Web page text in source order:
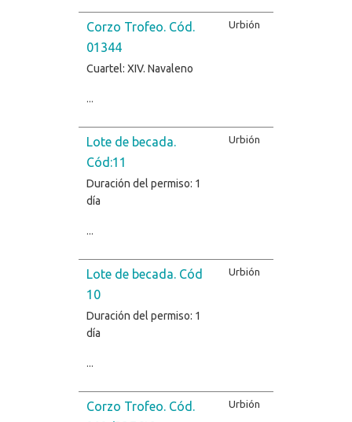
Corzo Trofeo. Cód.
01344
Cuartel: XIV. Navaleno
Urbión
Lote de becada.
Cód:11
Duración del permiso: 1
día
Urbión
Lote de becada. Cód
10
Duración del permiso: 1
día
Urbión
Corzo Trofeo. Cód.
Urbión